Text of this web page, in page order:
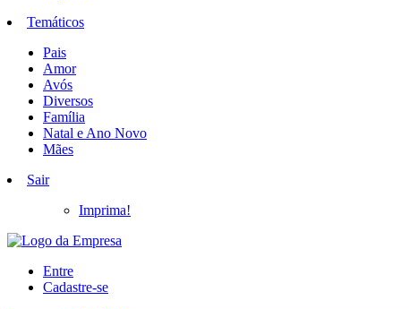
Temáticos
Pais
Amor
Avós
Diversos
Família
Natal e Ano Novo
Mães
Sair
Imprima!
Entre
Cadastre-se